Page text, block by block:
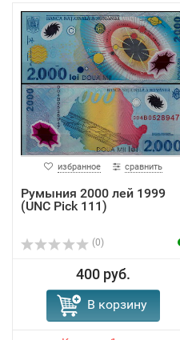
избранное сравнить
Румыния 2000 лей 1999
(UNC Pick 111)
(0)
400 руб.
В корзину